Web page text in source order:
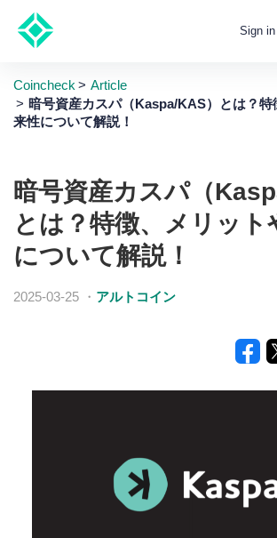
Sign in
Coincheck
Article
暗号資産カスパ（Kaspa/KAS）とは？特
来性について解説！
暗号資産カスパ（
とは？特徴、メリット
について解説！
2025-03-25 ・ アルトコイン